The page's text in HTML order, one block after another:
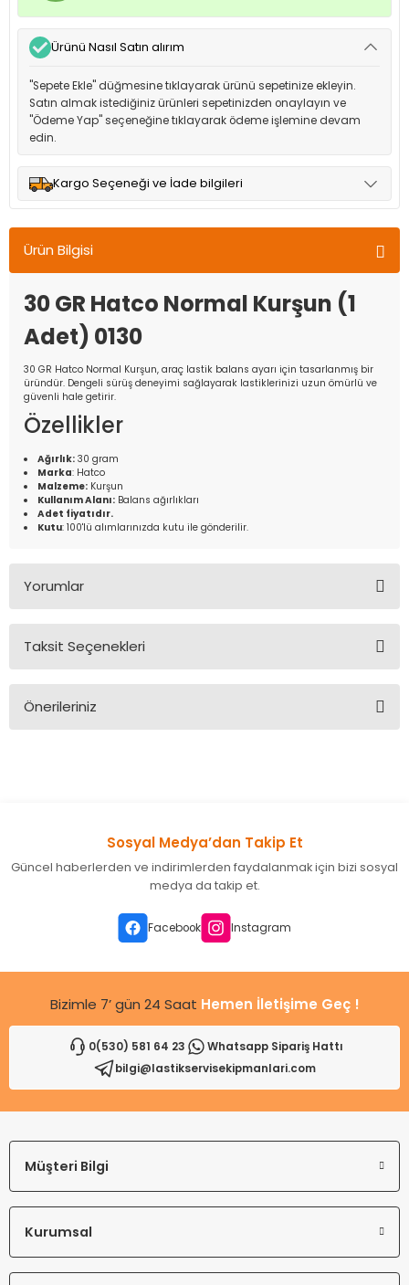
Ürünü Nasıl Satın alırım
"Sepete Ekle" düğmesine tıklayarak ürünü sepetinize ekleyin.
Satın almak istediğiniz ürünleri sepetinizden onaylayın ve
"Ödeme Yap" seçeneğine tıklayarak ödeme işlemine devam
edin.
Kargo Seçeneği ve İade bilgileri
adresinize teslim edilir.
Ürün Bilgisi
30 GR Hatco Normal Kurşun (1
Adet) 0130
30 GR Hatco Normal Kurşun, araç lastik balans ayarı için tasarlanmış bir
üründür. Dengeli sürüş deneyimi sağlayarak lastiklerinizi uzun ömürlü ve
güvenli hale getirir.
Özellikler
Ağırlık: 30 gram
Marka: Hatco
Malzeme: Kurşun
Kullanım Alanı: Balans ağırlıkları
Adet fiyatıdır.
Kutu: 100'lü alımlarınızda kutu ile gönderilir.
Yorumlar
Taksit Seçenekleri
Önerileriniz
Ürün resmi kalitesiz, bozuk veya görüntülenemiyor.
Ürün açıklamasında eksik bilgiler bulunuyor.
Ürün fiyatı diğer sitelerden daha pahalı.
Gönder
Sosyal Medya’dan Takip Et
Güncel haberlerden ve indirimlerden faydalanmak için bizi sosyal
medya da takip et.
Facebook Instagram
Bizimle 7’ gün 24 Saat Hemen İletişime Geç !
0(530) 581 64 23
Whatsapp Sipariş Hattı
bilgi@lastikservisekipmanlari.com
Müşteri Bilgi
Kurumsal